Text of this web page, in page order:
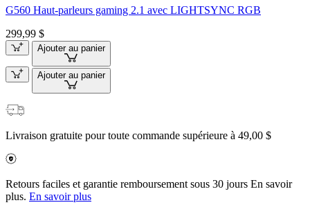
G560 Haut-parleurs gaming 2.1 avec LIGHTSYNC RGB
299,99 $
Ajouter au panier
Ajouter au panier
Livraison gratuite pour toute commande supérieure à 49,00 $
Retours faciles et garantie remboursement sous 30 jours En savoir
plus. En savoir plus